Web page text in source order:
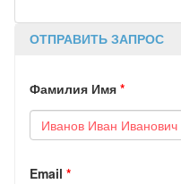
ОТПРАВИТЬ ЗАПРОС
Фамилия Имя *
Email *